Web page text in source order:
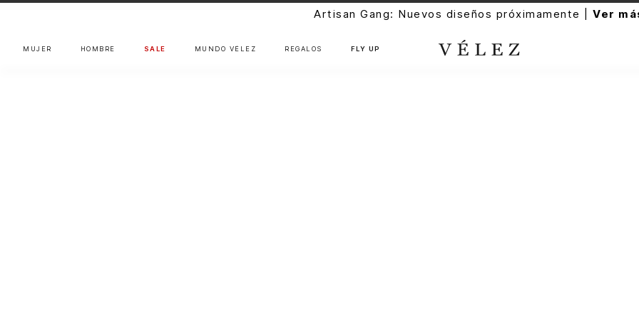
Artisan Gang: Nuevos diseños próximamente |Ver
MUJER HOMBRE SALE MUNDO VÉLEZ REGALOS FLY UP